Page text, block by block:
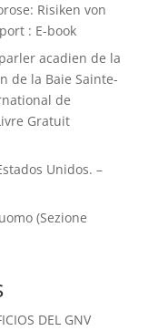
Risiken von
: E-book
acadien de la
de la Baie Sainte-
de
Gratuit
Unidos. –
(Sezione
DEL GNV